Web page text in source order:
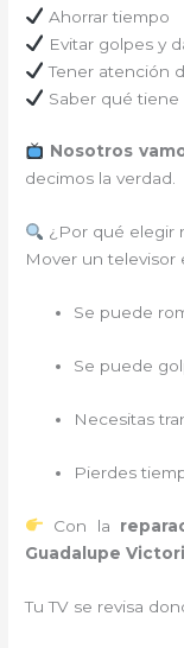
Ahorrar tiempo
Evitar golpes y
Tener atención
Saber qué tiene
Nosotros
decimos la verdad.
¿Por qué elegir
Mover un televisor
Se puede
Se puede
Necesitas
Pierdes
Con la
Guadalupe
Tu TV se revisa